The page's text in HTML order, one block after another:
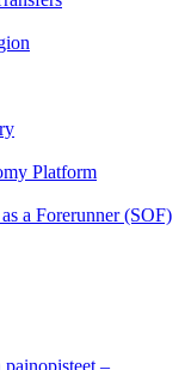
Platform
a Forerunner (SOF)
painopisteet –